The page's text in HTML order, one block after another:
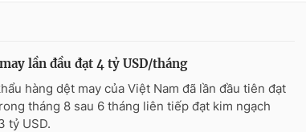
lần đầu đạt 4 tỷ USD/tháng
hàng dệt may của Việt Nam đã lần đầu tiên đạt
tháng 8 sau 6 tháng liên tiếp đạt kim ngạch
tỷ USD.